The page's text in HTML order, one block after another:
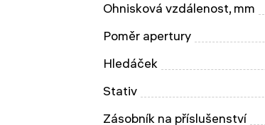
Ohnisková vzdálenost, mm
Poměr apertury
Hledáček
Stativ
Zásobník na příslušenství